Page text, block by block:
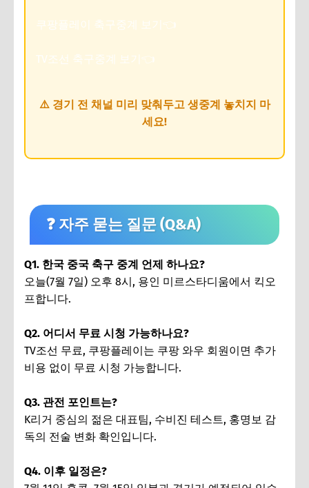
쿠팡플레이 축구중계 보기👈
TV조선 축구중계 보기👈
⚠️ 경기 전 채널 미리 맞춰두고 생중계 놓치지 마
세요!
❓ 자주 묻는 질문 (Q&A)
Q1. 한국 중국 축구 중계 언제 하나요?
오늘(7월 7일) 오후 8시, 용인 미르스타디움에서 킥오
프합니다.
Q2. 어디서 무료 시청 가능하나요?
TV조선 무료, 쿠팡플레이는 쿠팡 와우 회원이면 추가
비용 없이 무료 시청 가능합니다.
Q3. 관전 포인트는?
K리거 중심의 젊은 대표팀, 수비진 테스트, 홍명보 감
독의 전술 변화 확인입니다.
Q4. 이후 일정은?